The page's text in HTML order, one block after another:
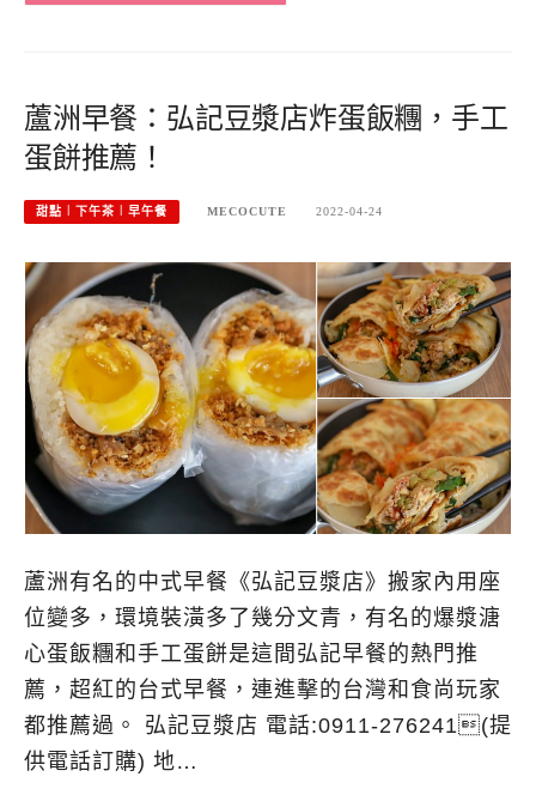
蘆洲早餐：弘記豆漿店炸蛋飯糰，手工
蛋餅推薦！
甜點︱下午茶︱早午餐 MECOCUTE 2022-04-24
蘆洲有名的中式早餐《弘記豆漿店》搬家內用座
位變多，環境裝潢多了幾分文青，有名的爆漿溏
心蛋飯糰和手工蛋餅是這間弘記早餐的熱門推
薦，超紅的台式早餐，連進擊的台灣和食尚玩家
都推薦過。 弘記豆漿店 電話:0911-276241(提
供電話訂購) 地…